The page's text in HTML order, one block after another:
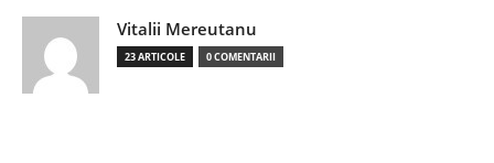
Vitalii Mereutanu
23 ARTICOLE 0 COMENTARII